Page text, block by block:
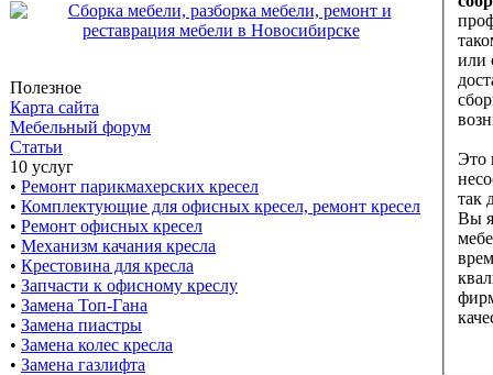
Полезное
Карта сайта
Мебельный форум
Статьи
10 услуг
• Ремонт парикмахерских кресел
• Комплектующие для офисных кресел, ремонт кресел
• Ремонт офисных кресел
• Механизм качания кресла
• Крестовина для кресла
• Запчасти к офисному креслу
• Замена Топ-Гана
• Замена пиастры
• Замена колес кресла
• Замена газлифта
или
Это
так
Вы